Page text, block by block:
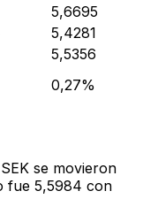
5,6695
5,4281
5,5356
0,27%
se movieron
fue 5,5984 con